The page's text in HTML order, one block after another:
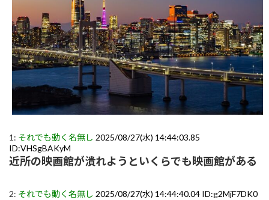
1: それでも動く名無し 2025/08/27(水) 14:44:03.85
ID:VHSgBAKyM
近所の映画館が潰れようといくらでも映画館がある
2: それでも動く名無し 2025/08/27(水) 14:44:40.04 ID:g2MjF7DK0